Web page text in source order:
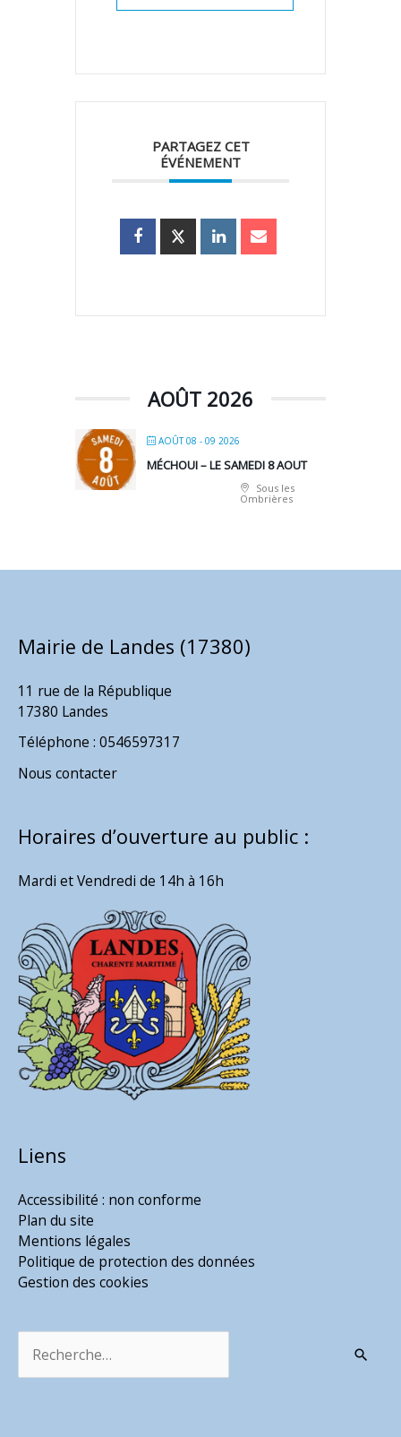
PARTAGEZ CET
ÉVÉNEMENT
AOÛT 2026
AOÛT 08 - 09 2026
MÉCHOUI – LE SAMEDI 8 AOUT
Sous les
Ombrières
Mairie de Landes (17380)
11 rue de la République
17380 Landes
Téléphone : 0546597317
Nous contacter
Horaires d’ouverture au public :
Mardi et Vendredi de 14h à 16h
Liens
Accessibilité : non conforme
Plan du site
Mentions légales
Politique de protection des données
Gestion des cookies